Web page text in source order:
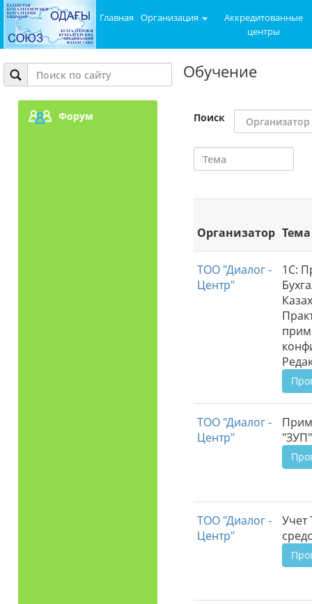
Главная Организация
Аккредитованные
центры
Форум
Обучение
Поиск
Организатор Тема
ТОО "Диалог -
Центр"
1С:
ТОО "Диалог -
Центр"
ТОО "Диалог -
Центр"
Учет